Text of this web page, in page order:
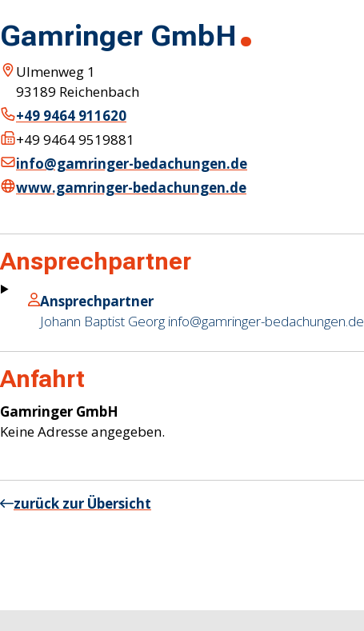
Gamringer GmbH
Ulmenweg 1
93189 Reichenbach
+49 9464 911620
+49 9464 9519881
info@gamringer-bedachungen.de
www.gamringer-bedachungen.de
Ansprechpartner
Ansprechpartner
Johann Baptist Georg info@gamringer-bedachungen.de
Anfahrt
Gamringer GmbH
Keine Adresse angegeben.
zurück zur Übersicht